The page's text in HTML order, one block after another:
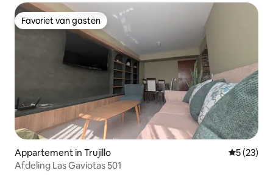
Favoriet van gasten
Favoriet van gasten
Appartement in Trujillo
5 (23)
Afdeling Las Gaviotas 501